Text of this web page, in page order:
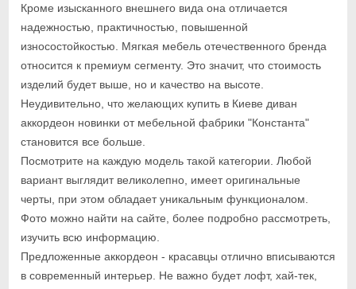
Кроме изысканного внешнего вида она отличается
надежностью, практичностью, повышенной
износостойкостью. Мягкая мебель отечественного бренда
относится к премиум сегменту. Это значит, что стоимость
изделий будет выше, но и качество на высоте.
Неудивительно, что желающих купить в Киеве диван
аккордеон новинки от мебельной фабрики "Константа"
становится все больше.
Посмотрите на каждую модель такой категории. Любой
вариант выглядит великолепно, имеет оригинальные
черты, при этом обладает уникальным функционалом.
Фото можно найти на сайте, более подробно рассмотреть,
изучить всю информацию.
Предложенные аккордеон - красавцы отлично вписываются
в современный интерьер. Не важно будет лофт, хай-тек,